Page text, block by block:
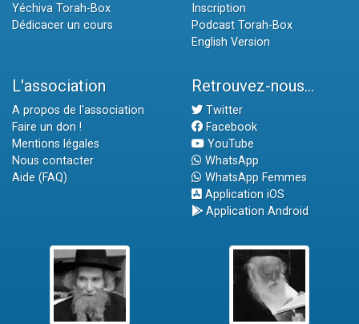
Yéchiva Torah-Box
Dédicacer un cours
Inscription
Podcast Torah-Box
English Version
L'association
A propos de l'association
Faire un don !
Mentions légales
Nous contacter
Aide (FAQ)
Retrouvez-nous...
Twitter
Facebook
YouTube
WhatsApp
WhatsApp Femmes
Application iOS
Application Android